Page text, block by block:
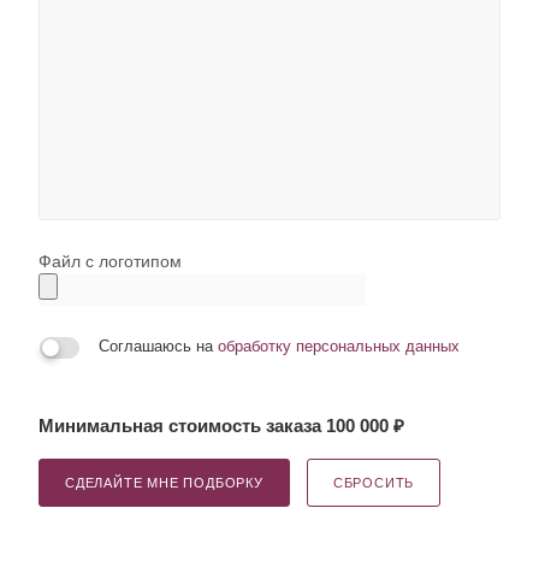
Файл с логотипом
Соглашаюсь на обработку персональных данных
Минимальная стоимость заказа 100 000 ₽
СДЕЛАЙТЕ МНЕ ПОДБОРКУ СБРОСИТЬ